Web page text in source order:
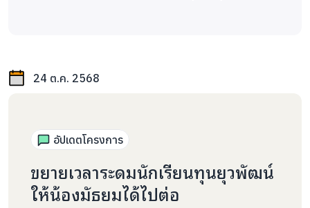
24 ต.ค. 2568
อัปเดตโครงการ
ขยายเวลาระดมนักเรียนทุนยุวพัฒน์
ให้น้องมัธยมได้ไปต่อ